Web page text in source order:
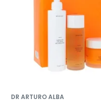
DR ARTURO ALBA